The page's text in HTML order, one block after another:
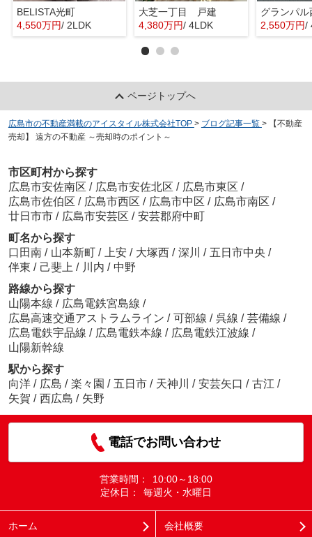
BELISTA光町
4,550万円/ 2LDK
大芝一丁目 戸建
4,380万円/ 4LDK
グランパル
2,550万円/
ページトップへ
広島市の不動産満載のアイスタイル株式会社TOP > ブログ記事一覧 >
【不動産
売却】 遠方の不動産 ～売却時のポイント～
市区町村から探す
広島市安佐南区 / 広島市安佐北区 / 広島市東区 /
広島市佐伯区 / 広島市西区 / 広島市中区 / 広島市南区 /
廿日市市 / 広島市安芸区 / 安芸郡府中町
町名から探す
口田南 / 山本新町 / 上安 / 大塚西 / 深川 / 五日市中央 /
伴東 / 己斐上 / 川内 / 中野
路線から探す
山陽本線 / 広島電鉄宮島線 /
広島高速交通アストラムライン / 可部線 / 呉線 / 芸備線 /
広島電鉄宇品線 / 広島電鉄本線 / 広島電鉄江波線 /
山陽新幹線
駅から探す
向洋 / 広島 / 楽々園 / 五日市 / 天神川 / 安芸矢口 / 古江 /
矢賀 / 西広島 / 矢野
電話でお問い合わせ
営業時間：
10:00～18:00
定休日：
毎週火・水曜日
ホーム 会社概要